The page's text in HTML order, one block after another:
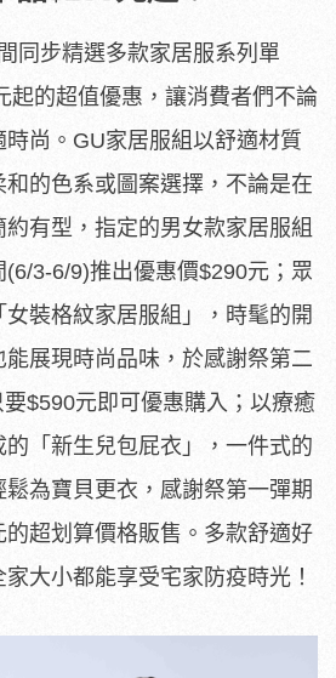
同步精選多款家居服系列單
起的超值優惠，讓消費者們不論
尚。GU家居服組以舒適材質
的色系或圖案選擇，不論是在
有型，指定的男女款家居服組
3-6/9)推出優惠價$290元；眾
裝格紋家居服組」，時髦的開
展現時尚品味，於感謝祭第二
$590元即可優惠購入；以療癒
「新生兒包屁衣」，一件式的
為寶貝更衣，感謝祭第一彈期
的超划算價格販售。多款舒適好
大小都能享受宅家防疫時光！